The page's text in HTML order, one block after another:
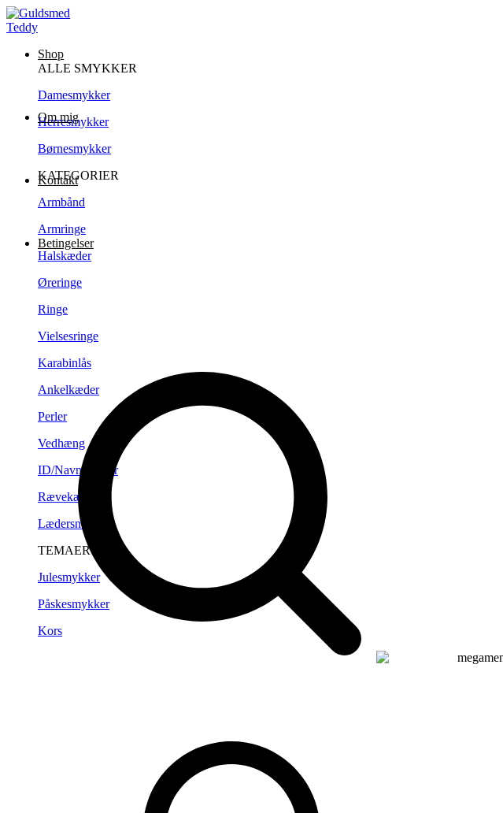
Shop
ALLE SMYKKER
Damesmykker
Herresmykker
Børnesmykker
KATEGORIER
Armbånd
Armringe
Halskæder
Øreringe
Ringe
Vielsesringe
Karabinlås
Ankelkæder
Perler
Vedhæng
ID/Navneplader
Rævekæder
Lædersnørre
TEMAER
Julesmykker
Påskesmykker
Kors
Om mig
Kontakt
Betingelser